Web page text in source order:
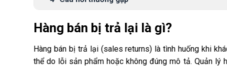
Hàng bán bị trả lại là gì?
Hàng bán bị trả lại (sales returns) là tình huống khi
thể do lỗi sản phẩm hoặc không đúng mô tả. Quản lý